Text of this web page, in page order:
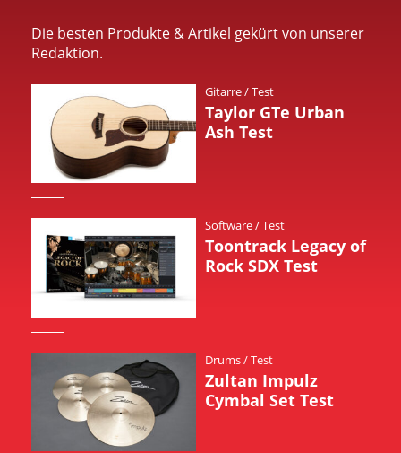
Die besten Produkte & Artikel gekürt von unserer
Redaktion.
Gitarre/Test
Taylor GTe Urban
Ash Test
Software/Test
Toontrack Legacy of
Rock SDX Test
Drums/Test
Zultan Impulz
Cymbal Set Test